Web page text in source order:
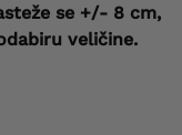
se +/- 8 cm,
veličine.